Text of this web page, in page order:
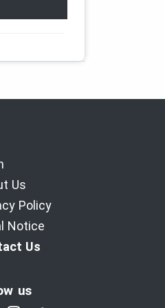
Us
Policy
Notice
Us
us